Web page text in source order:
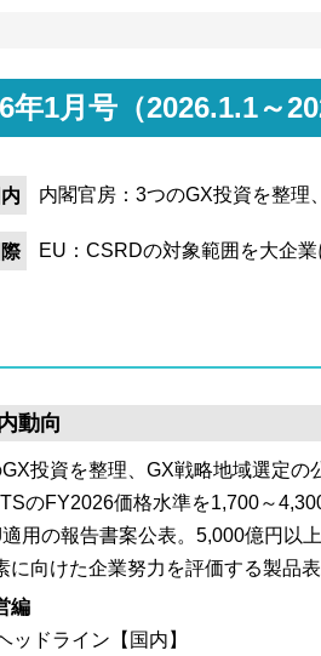
利用して報告を行う際は基礎排出
年1月号（2026.1.1～
内閣官房：3つのGX投資を整理
EU：CSRDの対象範囲を大企
動向
投資を整理、GX戦略地域選定の
のFY2026価格水準を1,700～
用の報告書案公表。5,000億円以
に向けた企業努力を評価する製品
編
ッドライン【国内】